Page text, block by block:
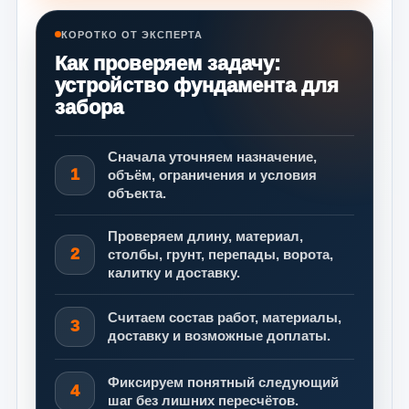
КОРОТКО ОТ ЭКСПЕРТА
Как проверяем задачу:
устройство фундамента для
забора
1
Сначала уточняем назначение,
объём, ограничения и условия
объекта.
2
Проверяем длину, материал,
столбы, грунт, перепады, ворота,
калитку и доставку.
3
Считаем состав работ, материалы,
доставку и возможные доплаты.
4
Фиксируем понятный следующий
шаг без лишних пересчётов.